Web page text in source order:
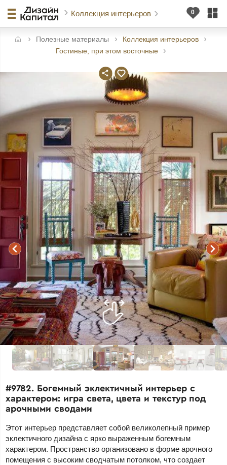
Коллекция интерьеров
Полезные материалы
Коллекция интерьеров
Гостиные, при этом восточные
#9782. Богемный эклектичный интерьер с
характером: игра света, цвета и текстур под
арочными сводами
Этот интерьер представляет собой великолепный пример
эклектичного дизайна с ярко выраженным богемным
характером. Пространство организовано в форме арочного
помещения с высоким сводчатым потолком, что создает